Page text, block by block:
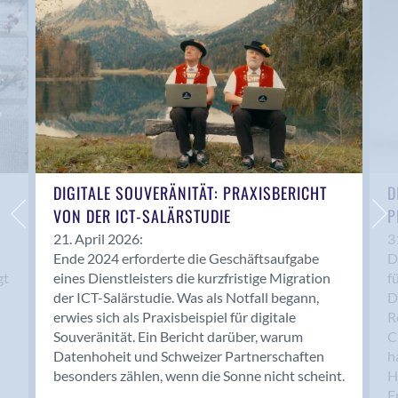
Anwil
Appenzell
Au SG
Baar
Baden
Balsthal
Balzers
Basel
Bassersdorf
Belp
Bendern
Benken (SG)
Bergdietikon
Berlin
Bern
Bern - Liebefeld
DIGITALE SOUVERÄNITÄT: PRAXISBERICHT
VON DER ICT-SALÄRSTUDIE
21. April 2026:
Ende 2024 erforderte die Geschäftsaufgabe
eines Dienstleisters die kurzfristige Migration
der ICT-Salärstudie. Was als Notfall begann,
erwies sich als Praxisbeispiel für digitale
Souveränität. Ein Bericht darüber, warum
Datenhoheit und Schweizer Partnerschaften
besonders zählen, wenn die Sonne nicht scheint.